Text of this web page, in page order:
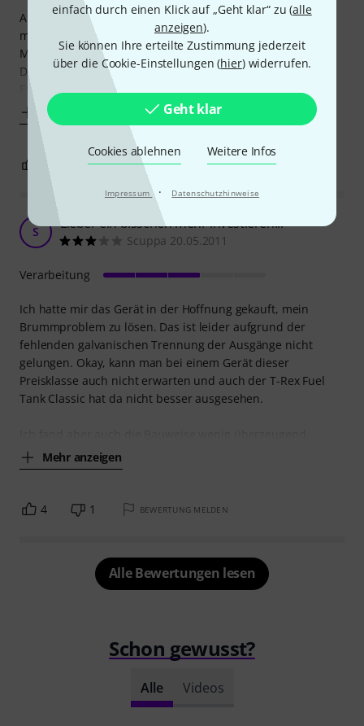
einfach durch einen Klick auf „Geht klar“ zu (alle
anzeigen).
Sie können Ihre erteilte Zustimmung jederzeit
über die Cookie-Einstellungen (hier) widerrufen.
Geht klar
Cookies ablehnen Weitere Infos
Impressum · Datenschutzhinweise
Aber: Es brummt. Und zwar Hölle. Mag sein, dass es bei
manchen Pedalen funktioniert. Mit meinen aber nicht (Big
Muff, TS9, Bosss MS3, Ibanez WH10, EHX Memory Man
Deluxe, EHX POG1, Earthquaker Eruptor etc.). Es ist halt am
Ende ein einfaches
Mehr anzeigen
0 BEWERTUNG MELDEN
S Lieber ein bisschen mehr investieren...
Scuppa 20.05.2011
Ich hatte mir das Gerät in der Hoffnung gekauft, mein
Brummproblem zu lösen. Das ist leider aufgrund der
fehlenden galvanischen Trennung der Ausgänge nicht
gelungen. Okay, kann man bei einem Gerät dieser
Preisklasse auch nicht erwarten und auch der T-Rex Fuel
Tank Classic hat da nicht besser ausgesehen.
Mehr anzeigen
Verarbeitung
4 1 BEWERTUNG MELDEN
Alle Bewertungen lesen
Schon gewusst?
Alle Videos